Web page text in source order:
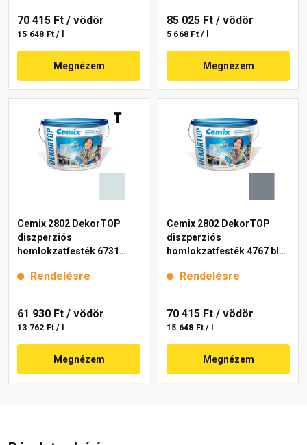
70 415 Ft / vödör
15 648 Ft / l
Megnézem
85 025 Ft / vödör
5 668 Ft / l
Megnézem
Cemix 2802 DekorTOP
diszperziós
homlokzatfesték 6731
Rendelésre
61 930 Ft / vödör
13 762 Ft / l
Megnézem
Cemix 2802 DekorTOP
diszperziós
homlokzatfesték 4767 blue
Rendelésre
70 415 Ft / vödör
15 648 Ft / l
Megnézem